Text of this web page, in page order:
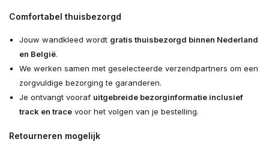
Comfortabel thuisbezorgd
Jouw wandkleed wordt gratis thuisbezorgd binnen Nederland
en België.
We werken samen met geselecteerde verzendpartners om een
zorgvuldige bezorging te garanderen.
Je ontvangt vooraf uitgebreide bezorginformatie inclusief
track en tracevoor het volgen van je bestelling.
Retourneren mogelijk